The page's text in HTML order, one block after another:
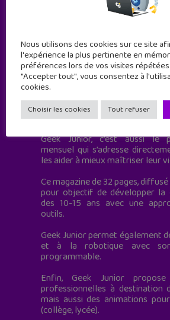
Geek Junior est le premier site
à destination des adolescents.
Geek Junior, c’est aussi le
mensuel qui s’adresse
les aider à mieux maîtriser leur
Ce magazine de 32 pages,
pour objectif de développer la
des 10-15 ans avec une
outils.
Geek Junior permet également
et à la robotique avec
programmable.
Enfin, Geek Junior
professionnelles à destination
mais aussi des animations
(collège, lycée).
Nous utilisons des cookies sur ce site
l'expérience la plus pertinente en
préférences lors de vos visites
"Accepter tout", vous consentez à
cookies.
Choisir les cookies Tout refuser